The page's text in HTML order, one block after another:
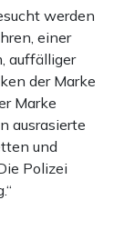
werden
einer
auffälliger
der Marke
Marke
ausrasierte
und
Polizei